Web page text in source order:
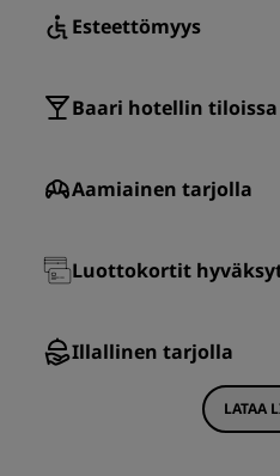
Esteettömyys
Baari hotellin tiloissa
Aamiainen tarjolla
Luottokortit
Illallinen tarjolla
LATAA